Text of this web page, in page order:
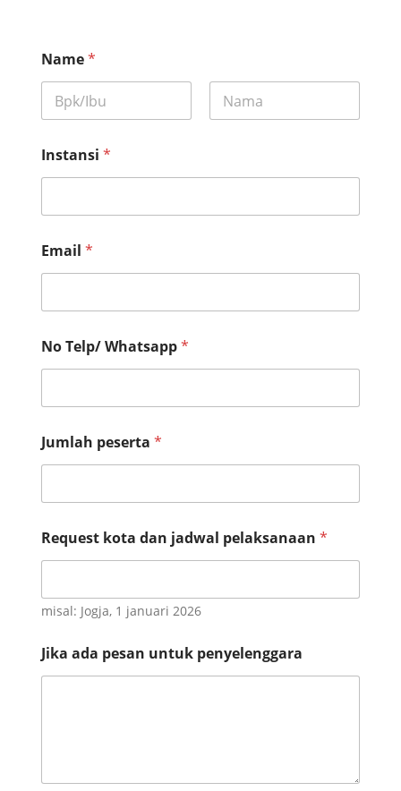
Name*
Instansi *
Email *
No Telp/ Whatsapp*
Jumlah peserta *
a
m
*
I
s
t
a
Request kota dan jadwal pelaksanaan *
misal: Jogja, 1 januari 2026
Jika ada pesan untuk penyelenggara